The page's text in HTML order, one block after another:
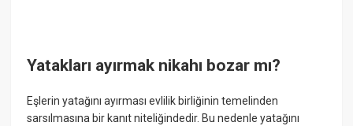
Yatakları ayırmak nikahı bozar mı?
Eşlerin yatağını ayırması evlilik birliğinin temelinden
sarsılmasına bir kanıt niteliğindedir. Bu nedenle yatağını